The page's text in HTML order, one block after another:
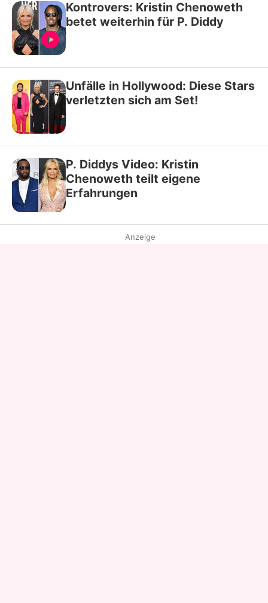
Kontrovers: Kristin Chenoweth
betet weiterhin für P. Diddy
Unfälle in Hollywood: Diese Stars
verletzten sich am Set!
P. Diddys Video: Kristin
Chenoweth teilt eigene
Erfahrungen
Anzeige